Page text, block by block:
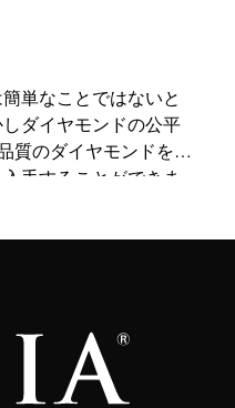
単なことではないと
ダイヤモンドの公平
質のダイヤモンドを選
手することができま